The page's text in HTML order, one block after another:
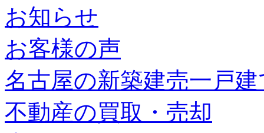
お知らせ
お客様の声
名古屋の新築建売一戸
不動産の買取・売却